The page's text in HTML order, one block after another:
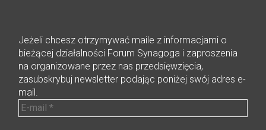
Jeżeli chcesz otrzymywać maile z informacjami o
bieżącej działalności Forum Synagoga i zaproszenia
na organizowane przez nas przedsięwzięcia,
zasubskrybuj newsletter podając poniżej swój adres e-
mail.